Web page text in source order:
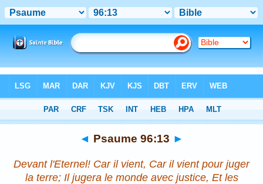
Chapitre 96> Verset 13
◄ Psaume 96:13 ►
Devant l'Eternel! Car il vient, Car il vient pour juger
la terre; Il jugera le monde avec justice, Et les